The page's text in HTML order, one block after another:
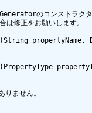
のコンストラクタ
は修正をお願いします。
ません。